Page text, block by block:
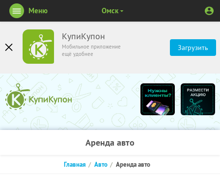
КупиКупон
Мобильное приложение
ещё удобнее
Загрузить
Меню Омск
Аренда авто
Главная Авто Аренда авто